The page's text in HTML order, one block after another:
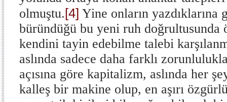
olmuştu.[4] Yine onların
büründüğü bu yeni ruh
kendini tayin edebilme talebi
aslında sadece daha farklı
açısına göre kapitalizm, aslında her
kalleş bir makine olup, en aşırı